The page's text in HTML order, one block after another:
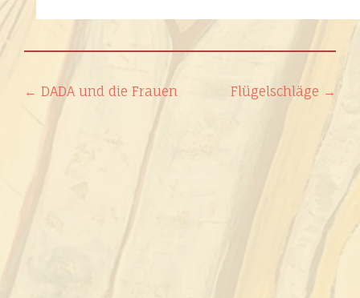
Beitragsnavigation
← DADA und die Frauen Flügelschläge →